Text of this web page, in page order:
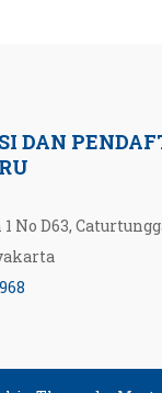
DAN
No D63,